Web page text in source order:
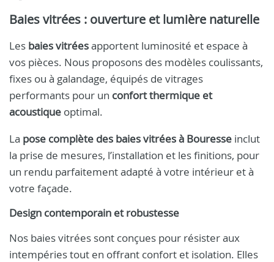
Baies vitrées : ouverture et lumière naturelle
Les baies vitréesapportent luminosité et espace à
vos pièces. Nous proposons des modèles coulissants,
fixes ou à galandage, équipés de vitrages
performants pour un confort thermique et
acoustique optimal.
La pose complète des baies vitrées à Bouresse inclut
la prise de mesures, l’installation et les finitions, pour
un rendu parfaitement adapté à votre intérieur et à
votre façade.
Design contemporain et robustesse
Nos baies vitrées sont conçues pour résister aux
intempéries tout en offrant confort et isolation. Elles